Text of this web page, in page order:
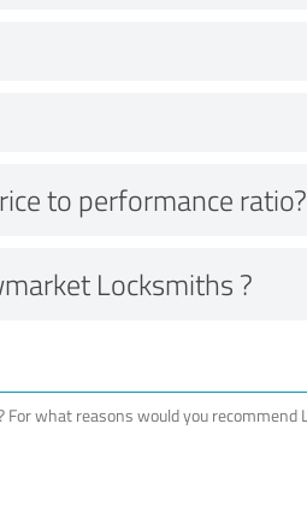
to performance ratio?
Locksmiths ?